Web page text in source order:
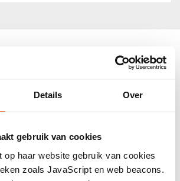
Details Over
gebruik van cookies
op haar website gebruik van cookies
zoals JavaScript en web beacons.
19
19:15 Uhr, bestehend aus Kaffee, Tee,